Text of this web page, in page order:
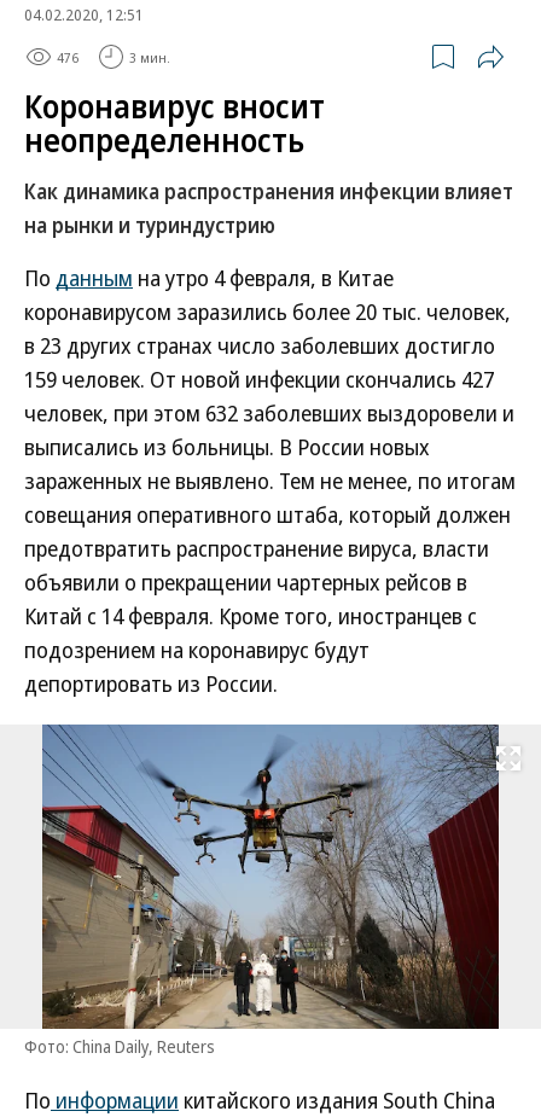
04.02.2020, 12:51
476 3 мин.
Коронавирус вносит
неопределенность
Как динамика распространения инфекции влияет
на рынки и туриндустрию
По данным на утро 4 февраля, в Китае
коронавирусом заразились более 20 тыс. человек,
в 23 других странах число заболевших достигло
159 человек. От новой инфекции скончались 427
человек, при этом 632 заболевших выздоровели и
выписались из больницы. В России новых
зараженных не выявлено. Тем не менее, по итогам
совещания оперативного штаба, который должен
предотвратить распространение вируса, власти
объявили о прекращении чартерных рейсов в
Китай с 14 февраля. Кроме того, иностранцев с
подозрением на коронавирус будут
депортировать из России.
Развернуть
Фото: China Daily, Reuters
По информации китайского издания South China